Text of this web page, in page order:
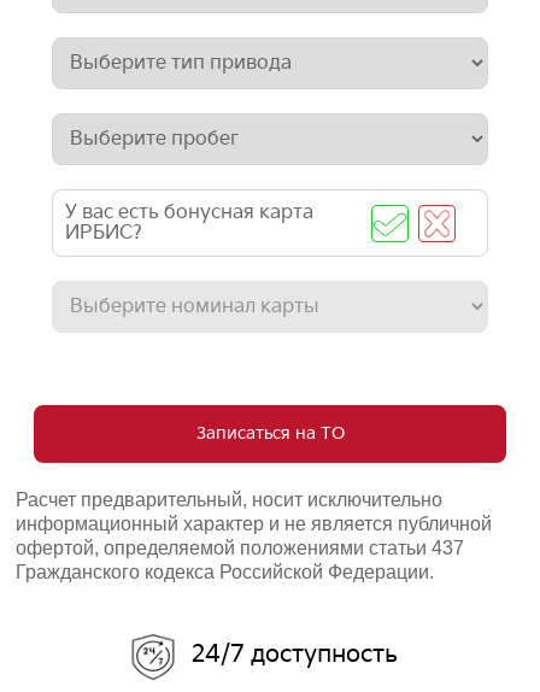
У вас есть бонусная карта
ИРБИС?
Записаться на ТО
Расчет предварительный, носит исключительно
информационный характер и не является публичной
офертой, определяемой положениями статьи 437
Гражданского кодекса Российской Федерации.
24/7 доступность